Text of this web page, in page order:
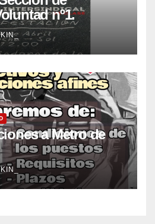
nº1.
KIN_
a Metro de
KIN_